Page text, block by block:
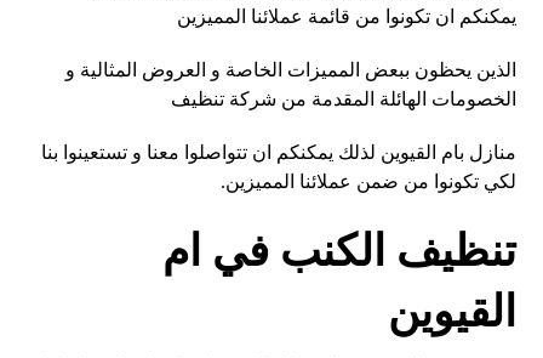
يمكنكم ان تكونوا من قائمة عملائنا المميزين
الذين يحظون ببعض المميزات الخاصة و العروض المثالية و
الخصومات الهائلة المقدمة من شركة تنظيف
منازل بام القيوين لذلك يمكنكم ان تتواصلوا معنا و تستعينوا بنا
لكي تكونوا من ضمن عملائنا المميزين.
تنظيف الكنب في ام
القيوين